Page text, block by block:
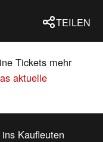
TEILEN
Tickets mehr
aktuelle
ins Kaufleuten